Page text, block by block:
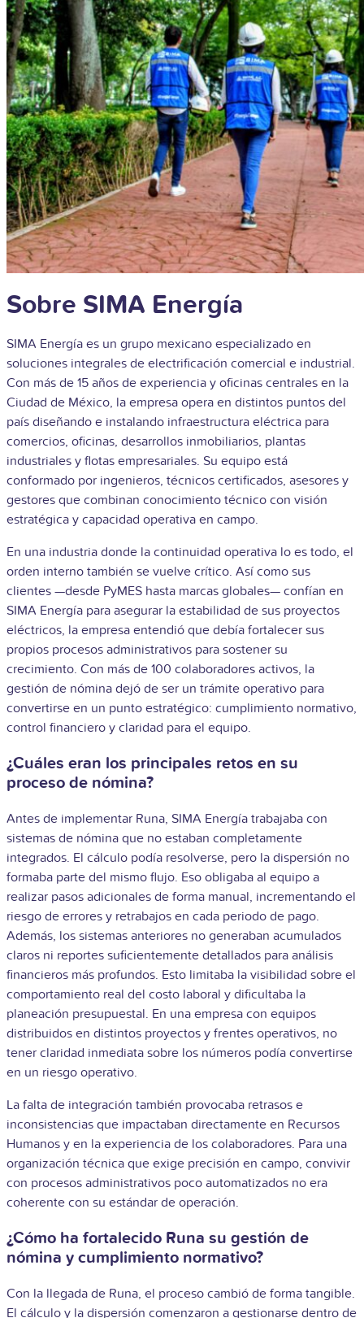
Sobre SIMA Energía
SIMA Energía es un grupo mexicano especializado en
soluciones integrales de electrificación comercial e industrial.
Con más de 15 años de experiencia y oficinas centrales en la
Ciudad de México, la empresa opera en distintos puntos del
país diseñando e instalando infraestructura eléctrica para
comercios, oficinas, desarrollos inmobiliarios, plantas
industriales y flotas empresariales. Su equipo está
conformado por ingenieros, técnicos certificados, asesores y
gestores que combinan conocimiento técnico con visión
estratégica y capacidad operativa en campo.
En una industria donde la continuidad operativa lo es todo, el
orden interno también se vuelve crítico. Así como sus
clientes —desde PyMES hasta marcas globales— confían en
SIMA Energía para asegurar la estabilidad de sus proyectos
eléctricos, la empresa entendió que debía fortalecer sus
propios procesos administrativos para sostener su
crecimiento. Con más de 100 colaboradores activos, la
gestión de nómina dejó de ser un trámite operativo para
convertirse en un punto estratégico: cumplimiento normativo,
control financiero y claridad para el equipo.
¿Cuáles eran los principales retos en su
proceso de nómina?
Antes de implementar Runa, SIMA Energía trabajaba con
sistemas de nómina que no estaban completamente
integrados. El cálculo podía resolverse, pero la dispersión no
formaba parte del mismo flujo. Eso obligaba al equipo a
realizar pasos adicionales de forma manual, incrementando el
riesgo de errores y retrabajos en cada periodo de pago.
Además, los sistemas anteriores no generaban acumulados
claros ni reportes suficientemente detallados para análisis
financieros más profundos. Esto limitaba la visibilidad sobre el
comportamiento real del costo laboral y dificultaba la
planeación presupuestal. En una empresa con equipos
distribuidos en distintos proyectos y frentes operativos, no
tener claridad inmediata sobre los números podía convertirse
en un riesgo operativo.
La falta de integración también provocaba retrasos e
inconsistencias que impactaban directamente en Recursos
Humanos y en la experiencia de los colaboradores. Para una
organización técnica que exige precisión en campo, convivir
con procesos administrativos poco automatizados no era
coherente con su estándar de operación.
¿Cómo ha fortalecido Runa su gestión de
nómina y cumplimiento normativo?
Con la llegada de Runa, el proceso cambió de forma tangible.
El cálculo y la dispersión comenzaron a gestionarse dentro de